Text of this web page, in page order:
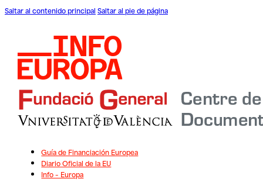
Saltar al contenido principal Saltar al pie de página
Guía de Financiación Europea
Diario Oficial de la EU
Info – Europa